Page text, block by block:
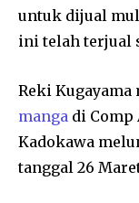
untuk dijual
ini telah terjual
Reki
manga di Comp
Kadokawa
tanggal 26